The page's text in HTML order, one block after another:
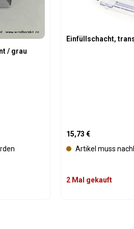
/ grau
Einfüllschacht,
Regulärer Preis:
15,73 €
Artikel muss
2 Mal gekauft